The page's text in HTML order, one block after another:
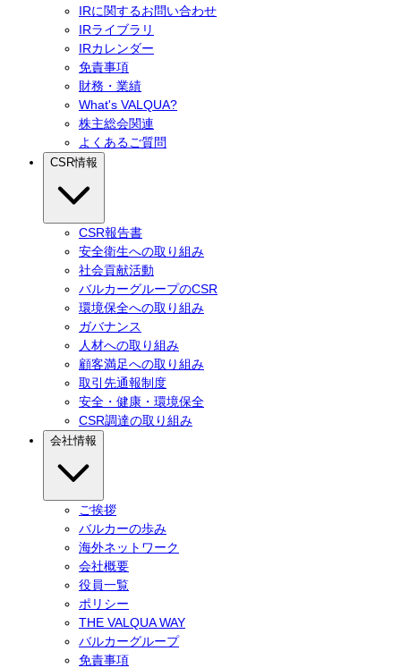
IRに関するお問い合わせ
IRライブラリ
IRカレンダー
免責事項
財務・業績
What's VALQUA?
株主総会関連
よくあるご質問
CSR情報
CSR報告書
安全衛生への取り組み
社会貢献活動
バルカーグループのCSR
環境保全への取り組み
ガバナンス
人材への取り組み
顧客満足への取り組み
取引先通報制度
安全・健康・環境保全
CSR調達の取り組み
会社情報
ご挨拶
バルカーの歩み
海外ネットワーク
会社概要
役員一覧
ポリシー
THE VALQUA WAY
バルカーグループ
免責事項